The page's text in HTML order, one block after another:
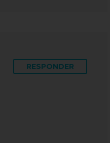
RESPONDER